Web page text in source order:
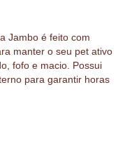
Jambo é feito com
manter o seu pet ativo
fofo e macio. Possui
para garantir horas